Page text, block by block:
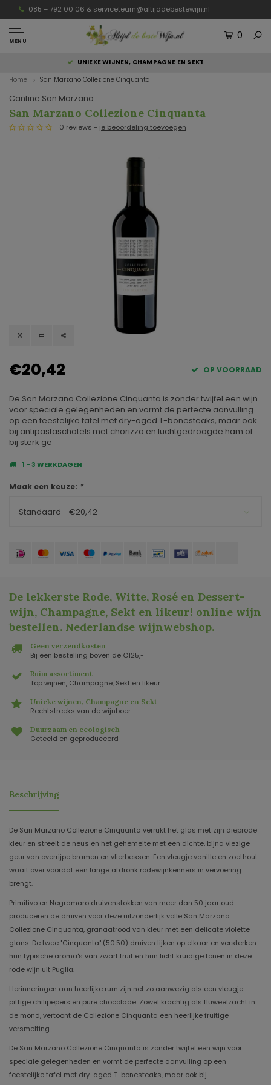
085 – 792 00 06 & serviceteam@altijddebestewijn.nl
MENU
0
UNIEKE WIJNEN, CHAMPAGNE EN SEKT
Home San Marzano Collezione Cinquanta
Cantine San Marzano
San Marzano Collezione Cinquanta
0 reviews - je beoordeling toevoegen
€20,42 OP VOORRAAD
De San Marzano Collezione Cinquanta is zonder twijfel een wijn
voor speciale gelegenheden en vormt de perfecte aanvulling
op een feestelijke tafel met dry-aged T-bonesteaks, maar ook
bij antipastaschotels met chorizzo en luchtgedroogde ham of
bij sterk ge
1 - 3 WERKDAGEN
Maak een keuze: *
Standaard - €20,42
De lekkerste Rode, Witte, Rosé en Dessert-
wijn, Champagne, Sekt en likeur! online wijn
bestellen. Nederlandse wijnwebshop.
Geen verzendkosten
Bij een bestelling boven de €125,-
Ruim assortiment
Top wijnen, Champagne, Sekt en likeur
Unieke wijnen, Champagne en Sekt
Rechtstreeks van de wijnboer
Duurzaam en ecologisch
Geteeld en geproduceerd
Beschrijving
De San Marzano Collezione Cinquanta verrukt het glas met zijn dieprode
kleur en streelt de neus en het gehemelte met een dichte, bijna vlezige
geur van overrijpe bramen en vlierbessen. Een vleugje vanille en zoethout
waait over voordat een lange afdronk rodewijnkenners in vervoering
brengt.
Primitivo en Negramaro druivenstokken van meer dan 50 jaar oud
produceren de druiven voor deze uitzonderlijk volle San Marzano
Collezione Cinquanta, granaatrood van kleur met een delicate violette
glans. De twee "Cinquanta" (50:50) druiven lijken op elkaar en versterken
hun typische aroma's van zwart fruit en hun licht kruidige tonen in deze
rode wijn uit Puglia.
Herinneringen aan heerlijke rum zijn net zo aanwezig als een vleugje
pittige chilipepers en pure chocolade. Zowel krachtig als fluweelzacht in
de mond, vertoont de Collezione Cinquanta een heerlijke fruitige
versmelting.
De San Marzano Collezione Cinquanta is zonder twijfel een wijn voor
speciale gelegenheden en vormt de perfecte aanvulling op een
feestelijke tafel met dry-aged T-bonesteaks, maar ook bij